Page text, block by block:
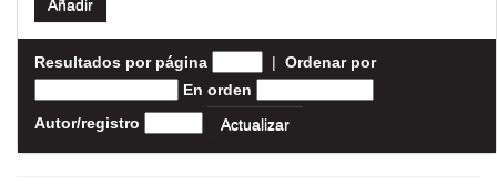
Resultados por página | Ordenar por
En orden
Autor/registro